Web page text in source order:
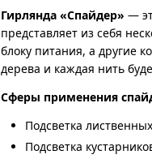
Гирлянда «Спайдер» —
представляет из себя
блоку питания, а другие
дерева и каждая нить
Сферы применения
Подсветка
Подсветка